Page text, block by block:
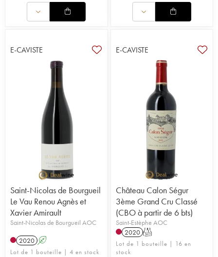
E-CAVISTE
Saint-Nicolas de Bourgueil
Le Vau Renou Agnès et
Xavier Amirault
Saint-Nicolas de Bourgueil AOC
2020 A
Lot de 1 bouteille | 4 en stock
E-CAVISTE
Château Calon Ségur
3ème Grand Cru Classé
(CBO à partir de 6 bts)
Saint-Estèphe AOC
2020 T
Lot de 1 bouteille | 16 en
stock